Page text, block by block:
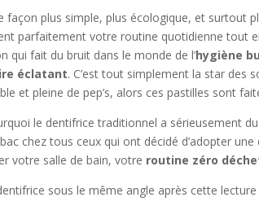
façon plus simple, plus écologique, et surtout
parfaitement votre routine quotidienne tout
qui fait du bruit dans le monde de l’hygiène
éclatant. C’est tout simplement la star des
et pleine de pep’s, alors ces pastilles sont
le dentifrice traditionnel a sérieusement
chez tous ceux qui ont décidé d’adopter
votre salle de bain, votre routine zéro
sous le même angle après cette lecture